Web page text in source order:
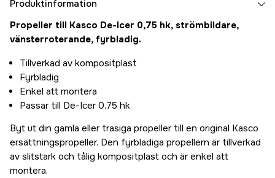
Produktinformation
Propeller till Kasco De-Icer 0,75 hk, strömbildare,
vänsterroterande, fyrbladig.
Tillverkad av kompositplast
Fyrbladig
Enkel att montera
Passar till De-Icer 0,75 hk
Byt ut din gamla eller trasiga propeller till en original Kasco
ersättningspropeller. Den fyrbladiga propellern är tillverkad
av slitstark och tålig kompositplast och är enkel att
montera.